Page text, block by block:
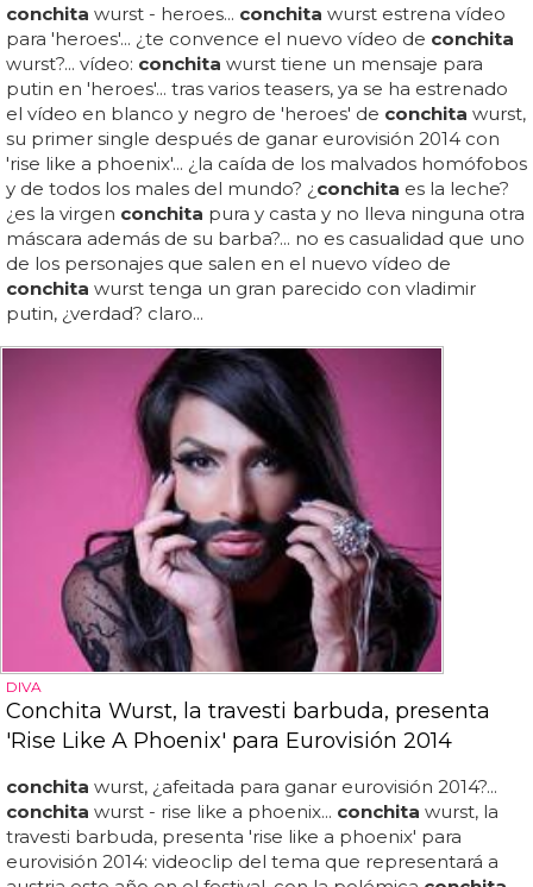
conchita wurst - heroes... conchita wurst estrena vídeo
para 'heroes'... ¿te convence el nuevo vídeo de conchita
wurst?... vídeo: conchita wurst tiene un mensaje para
putin en 'heroes'... tras varios teasers, ya se ha estrenado
el vídeo en blanco y negro de 'heroes' de conchita wurst,
su primer single después de ganar eurovisión 2014 con
'rise like a phoenix'... ¿la caída de los malvados homófobos
y de todos los males del mundo? ¿ conchita es la leche?
¿es la virgen conchita pura y casta y no lleva ninguna otra
máscara además de su barba?... no es casualidad que uno
de los personajes que salen en el nuevo vídeo de
conchita wurst tenga un gran parecido con vladimir
putin, ¿verdad? claro...
DIVA
Conchita Wurst, la travesti barbuda, presenta
'Rise Like A Phoenix' para Eurovisión 2014
conchita wurst, ¿afeitada para ganar eurovisión 2014?...
conchita wurst - rise like a phoenix... conchita wurst, la
travesti barbuda, presenta 'rise like a phoenix' para
eurovisión 2014: videoclip del tema que representará a